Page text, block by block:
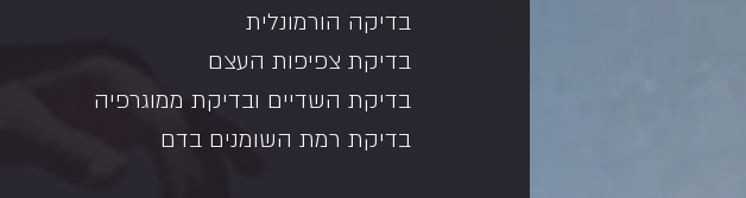
בדיקה הורמונלית
בדיקת צפיפות העצם
בדיקת השדיים ובדיקת ממוגרפיה
בדיקת רמת השומנים בדם